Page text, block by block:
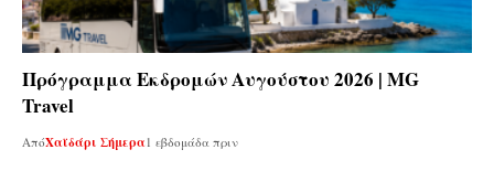
Πρόγραμμα Εκδρομών Αυγούστου 2026 | MG
Travel
ΑπόΧαϊδάρι Σήμερα1 εβδομάδα πριν